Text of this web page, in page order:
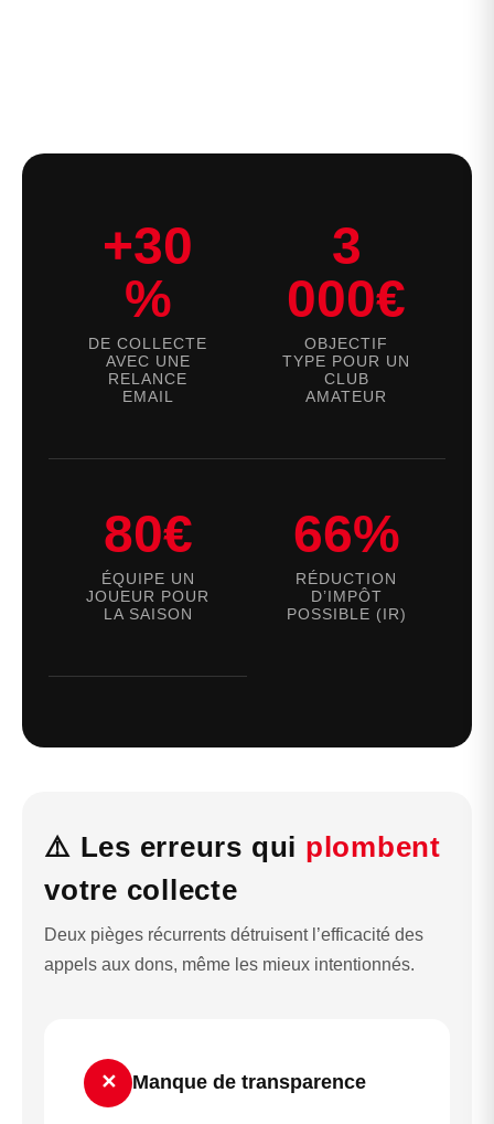
+30
%
DE COLLECTE
AVEC UNE
RELANCE
EMAIL
3
000€
OBJECTIF
TYPE POUR UN
CLUB
AMATEUR
80€
ÉQUIPE UN
JOUEUR POUR
LA SAISON
66%
RÉDUCTION
D’IMPÔT
POSSIBLE (IR)
⚠️ Les erreurs qui plombent
votre collecte
Deux pièges récurrents détruisent l’efficacité des
appels aux dons, même les mieux intentionnés.
✕ Manque de transparence